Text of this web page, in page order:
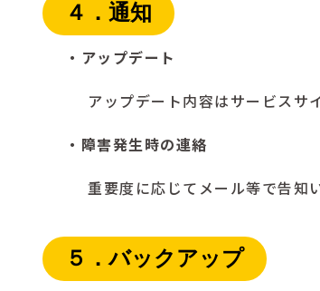
４．通知
・アップデート
アップデート内容はサービスサ
・障害発生時の連絡
重要度に応じてメール等で告知
５．バックアップ